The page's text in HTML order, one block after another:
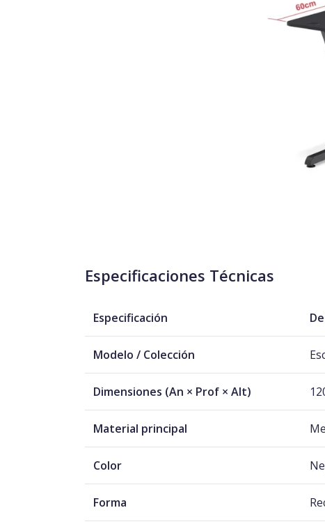
Especificaciones Técnicas
Especificación
Modelo / Colección
Dimensiones (An × Prof × Alt)
Material principal
Color
Forma